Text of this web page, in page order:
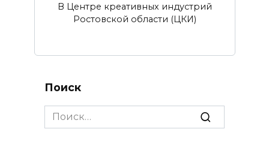
В Центре креативных индустрий
Ростовской области (ЦКИ)
Поиск
Search
for: